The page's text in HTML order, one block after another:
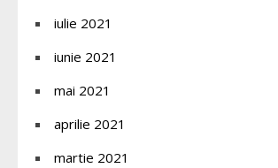
iulie 2021
iunie 2021
mai 2021
aprilie 2021
martie 2021